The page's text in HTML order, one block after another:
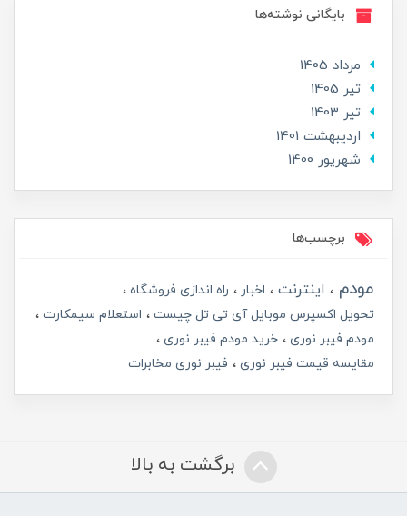
بایگانی نوشته‌ها
مرداد 1405
تير 1405
تير 1403
ارديبهشت 1401
شهریور 1400
برچسب‌ها
مودم اینترنت اخبار
راه اندازی فروشگاه
تحویل اکسپرس موبایل آی تی تل چیست
استعلام سیمکارت
مودم فیبر نوری
خرید مودم فیبر نوری
مقایسه قیمت فیبر نوری
فیبر نوری مخابرات
برگشت به بالا